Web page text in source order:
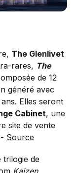
The Glenlivet
rares, The
de 12
généré avec
Elles seront
Cabinet, une
site de vente
Source
trilogie de